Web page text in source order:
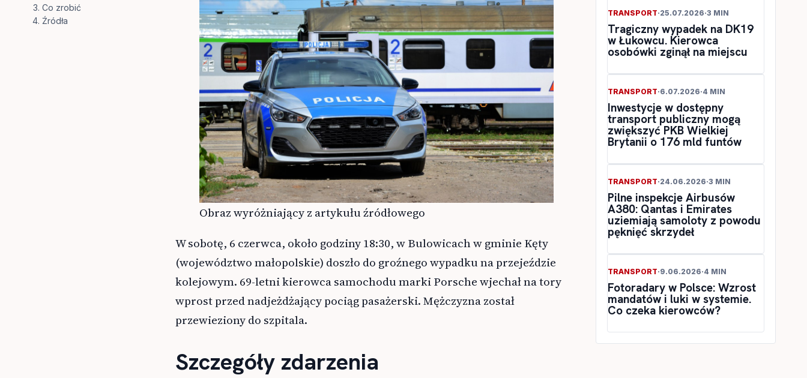
Co zrobić
Źródła
Obraz wyróżniający z artykułu źródłowego
W sobotę, 6 czerwca, około godziny 18:30, w Bulowicach w gminie Kęty
(województwo małopolskie) doszło do groźnego wypadku na przejeździe
kolejowym. 69-letni kierowca samochodu marki Porsche wjechał na tory
wprost przed nadjeżdżający pociąg pasażerski. Mężczyzna został
przewieziony do szpitala.
Szczegóły zdarzenia
TRANSPORT·25.07.2026·3 MIN
Tragiczny wypadek na DK19
w Łukowcu. Kierowca
osobówki zginął na miejscu
TRANSPORT·6.07.2026·4 MIN
Inwestycje w dostępny
transport publiczny mogą
zwiększyć PKB Wielkiej
Brytanii o 176 mld funtów
TRANSPORT·24.06.2026·3 MIN
Pilne inspekcje Airbusów
A380: Qantas i Emirates
uziemiają samoloty z powodu
pęknięć skrzydeł
TRANSPORT·9.06.2026·4 MIN
Fotoradary w Polsce: Wzrost
mandatów i luki w systemie.
Co czeka kierowców?